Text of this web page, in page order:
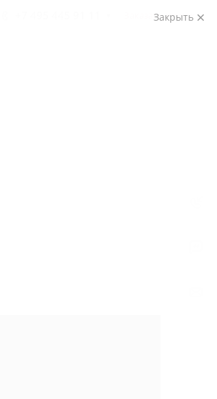
Заказать звонок
Закрыть